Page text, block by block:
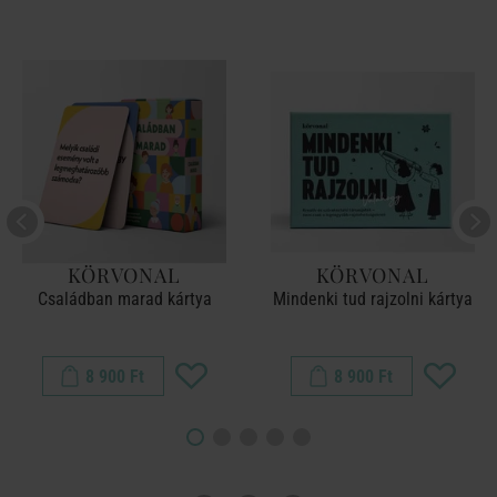
KÖRVONAL
Családban marad kártya
8 900 Ft
KÖRVONAL
Mindenki tud rajzolni kártya
8 900 Ft